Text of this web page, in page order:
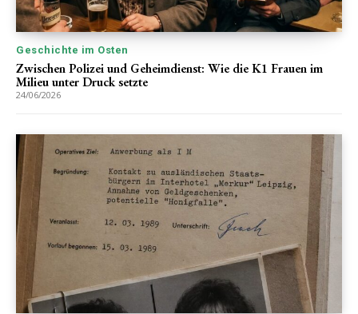
Geschichte im Osten
Zwischen Polizei und Geheimdienst: Wie die K1 Frauen im
Milieu unter Druck setzte
24/06/2026